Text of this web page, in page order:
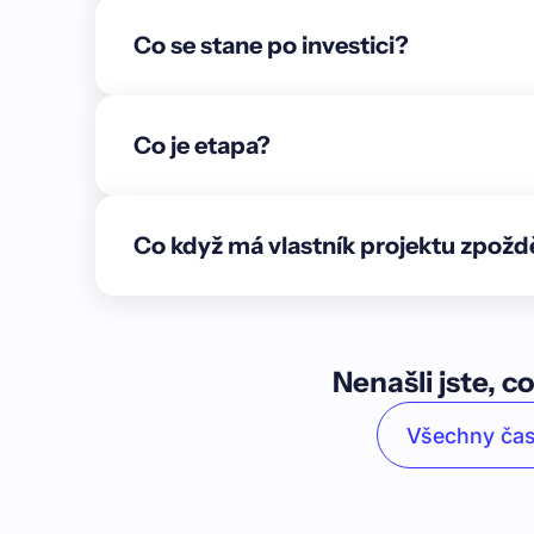
schodišti. Hotový je také komín, stoupačky a
nadzemních podlaží, kdy poslední podlaží je
uspořádání umožňuje případné spojování a
energeticky úspornými technologiemi.\n\nV
do pěti bytů nebo příp. nájemních jednotek o
osvětlen francouzským oknem, které lze
je ustoupené a jsou zde navrženy dva byty o
chodby se šatní vestavěnou skříní, toalety,
Co se stane po investici?
Co je etapa?
Co když má vlastník projektu
Nenašli jste,
Všechny